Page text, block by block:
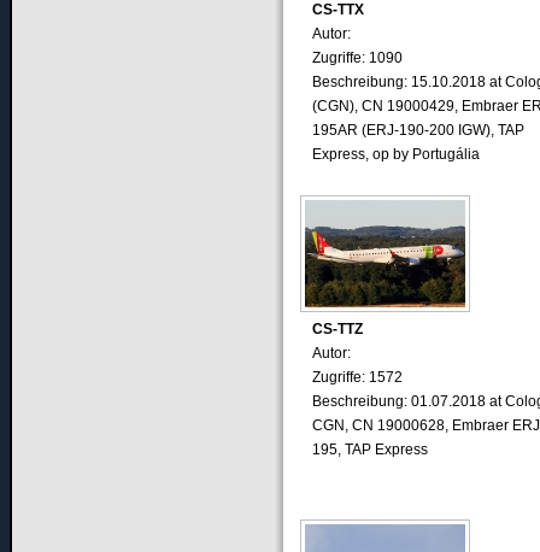
CS-TTX
Autor:
Zugriffe: 1090
Beschreibung: 15.10.2018 at
(CGN), CN 19000429, Embraer
195AR (ERJ-190-200 IGW), TAP
Express, op by Portugália
CS-TTZ
Autor:
Zugriffe: 1572
Beschreibung: 01.07.2018 at
CGN, CN 19000628, Embraer
195, TAP Express